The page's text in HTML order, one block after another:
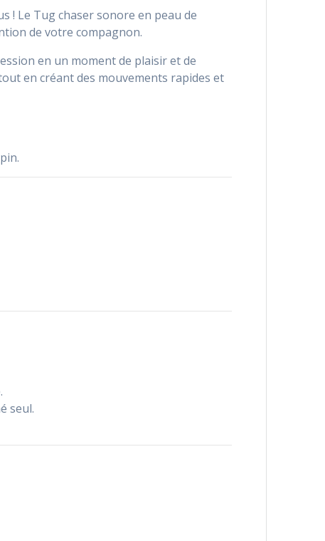
! Le Tug chaser sonore en peau de
de votre compagnon.
en un moment de plaisir et de
en créant des mouvements rapides et
seul.